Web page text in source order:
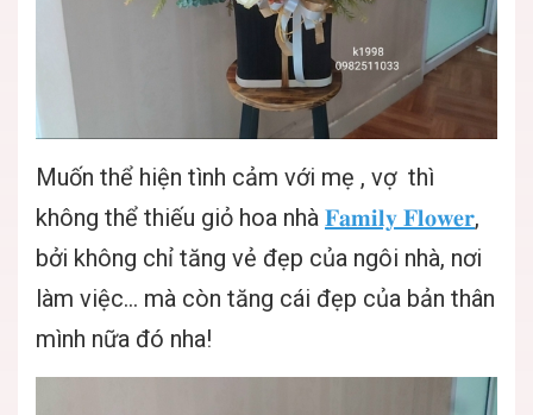
Muốn thể hiện tình cảm với mẹ , vợ thì
không thể thiếu giỏ hoa nhà 𝐅𝐚𝐦𝐢𝐥𝐲 𝐅𝐥𝐨𝐰𝐞𝐫,
bởi không chỉ tăng vẻ đẹp của ngôi nhà, nơi
làm việc... mà còn tăng cái đẹp của bản thân
mình nữa đó nha!